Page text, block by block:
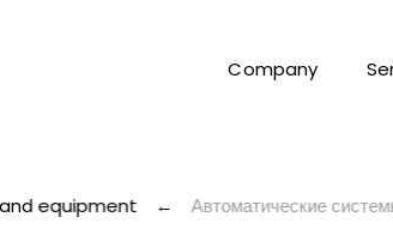
Company
equipment ← Автоматические